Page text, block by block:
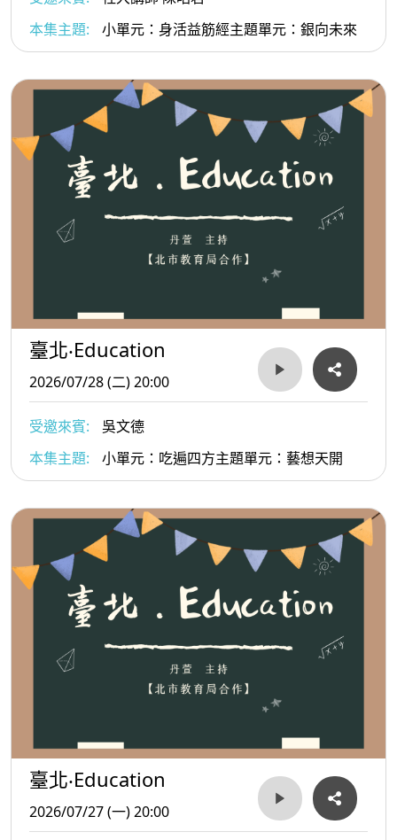
本集主題:
小單元：身活益筋經主題單元：銀向未來
臺北‧Education
2026/07/28 (二) 20:00
受邀來賓:
吳文德
本集主題:
小單元：吃遍四方主題單元：藝想天開
臺北‧Education
2026/07/27 (一) 20:00